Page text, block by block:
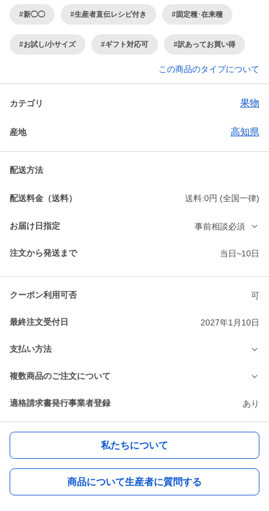
#新◯◯ #生産者直伝レシピ付き #固定種･在来種
#お試し/小サイズ #ギフト対応可 #訳あってお買い得
この商品のタイプについて
カテゴリ 果物
産地 高知県
配送方法
配送料金（送料） 送料:0円 (全国一律)
お届け日指定 事前相談必須
注文から発送まで 当日~10日
クーポン利用可否 可
最終注文受付日 2027年1月10日
支払い方法
複数商品のご注文について
適格請求書発行事業者登録 あり
私たちについて
商品について生産者に質問する